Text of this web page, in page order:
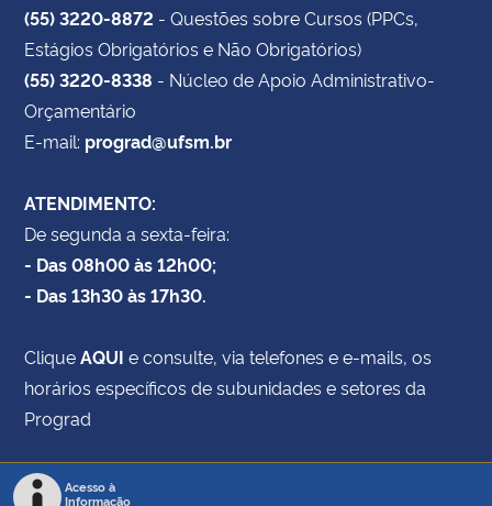
(55) 3220-8872 - Questões sobre Cursos (PPCs,
Estágios Obrigatórios e Não Obrigatórios)
(55) 3220-8338 - Núcleo de Apoio Administrativo-
Orçamentário
E-mail: prograd@ufsm.br
ATENDIMENTO:
De segunda a sexta-feira:
- Das 08h00 às 12h00;
- Das 13h30 às 17h30.
CliqueAQUI e consulte, via telefones e e-mails, os
horários específicos de subunidades e setores da
Prograd
Acesso à
Informação